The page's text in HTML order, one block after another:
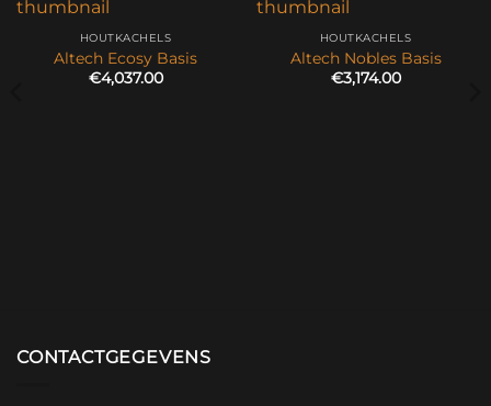
HOUTKACHELS
Altech Ecosy Basis
€4,037.00
HOUTKACHELS
Altech Nobles Basis
€3,174.00
CONTACTGEGEVENS